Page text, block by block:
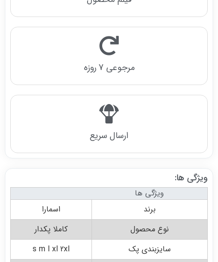
مرجوعی 7 روزه
اطلاع از نحوه مرجوعی
ارسال سریع
نحوه ثبت سفارش
ویژگی ها:
ویژگی ها
برند
اسمارا
نوع محصول
کاملا پکدار
سایزبندی پک
s m l xl 2xl